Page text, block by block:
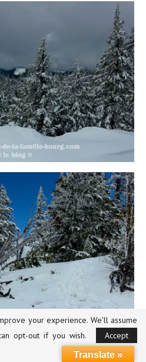
s’musent à faire la danse des
your experience. We'll assume
opt-out if you wish.
Accept
Translate »